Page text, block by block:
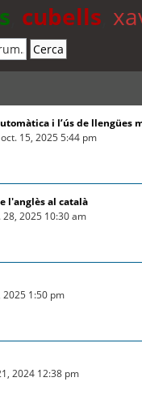
cubells
i l’ús de llengües
15, 2025 5:44 pm
l'anglès al català
28, 2025 10:30 am
2025 1:50 pm
2024 12:38 pm